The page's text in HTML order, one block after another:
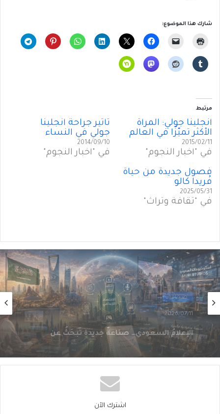
شارك هذا الموضوع:
مرتبط
أنجلينا جولي: المرأة
الأكثر تميّزًا في العالم
2015/02/11
في "أخبار النجوم"
تأثير جراحة أنجلينا
جولي في النساء
2014/09/10
في "أخبار النجوم"
فصول جديدة من حياة
فْريدا كالو
2025/05/31
في "ثقافة وتراث"
صحافة
2026/07/10
الإعلام السعودي… صناعةٌ جديدة تَبحَثُ عن
مكانها بين الاقتصاد والقوّة الناعمة (1 من 3)
اشترك الآن